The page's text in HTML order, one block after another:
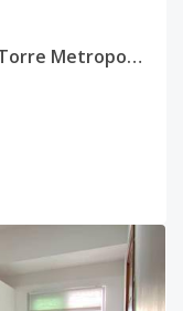
Apartamentos en alquiler en la Torre Metropolitana II en El Vergel.